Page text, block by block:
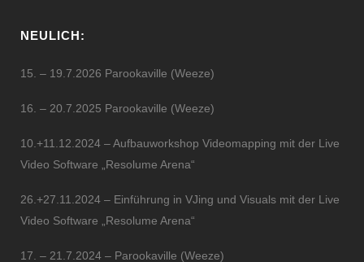
NEULICH:
15. – 19.7.2026 Parookaville (Weeze)
16. – 20.7.2025 Parookaville (Weeze)
10.+11.12.2024 – Aufbauworkshop Videomapping mit der Live
Video Software „Resolume Arena“
26.+27.11.2024 – Einführung in VJing und Visuals mit der Live
Video Software „Resolume Arena“
17. – 21.7.2024 – Parookaville (Weeze)